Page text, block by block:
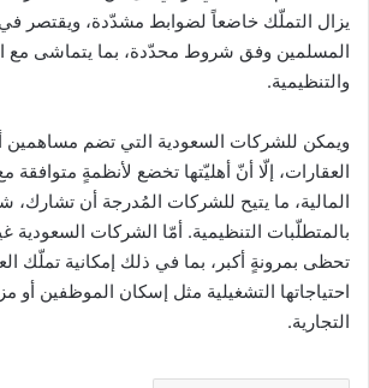
يزال التملّك خاضعاً لضوابط مشدّدة، ويقتصر
المسلمين وفق شروط محدّدة، بما يتماشى مع
والتنظيمية.
ويمكن للشركات السعودية التي تضم مساهمين
العقارات، إلّا أنّ أهليّتها تخضع لأنظمةٍ متوافقة
المالية، ما يتيح للشركات المُدرجة أن تشارك،
بالمتطلّبات التنظيمية. أمّا الشركات السعودية
تحظى بمرونةٍ أكبر، بما في ذلك إمكانية تملّك
احتياجاتها التشغيلية مثل إسكان الموظفين أو
التجارية.